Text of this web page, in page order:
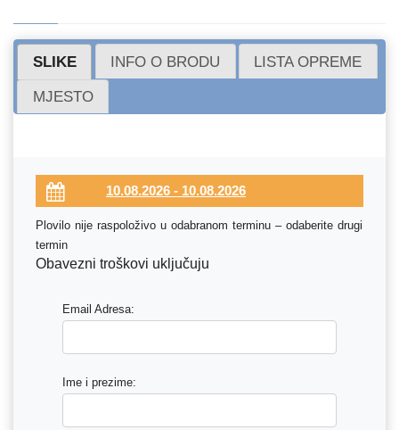
SLIKE INFO O BRODU LISTA OPREME
MJESTO
Plovilo nije raspoloživo u odabranom terminu – odaberite drugi
termin
Obavezni troškovi uključuju
Email Adresa:
Ime i prezime: